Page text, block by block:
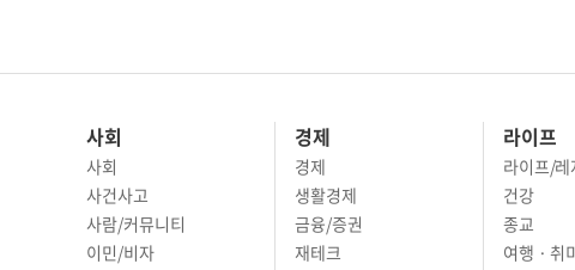
사회
사회
사건사고
경제
경제
생활경제
라이프
라이프/레저
건강